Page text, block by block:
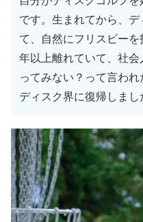
です。生まれてから、デ
て、自然にフリスビー
年以上離れていて、社
ってみない？って言わ
ディスク界に復帰しまし